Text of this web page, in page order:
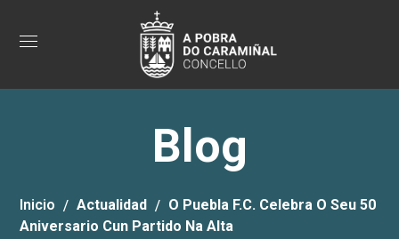
Blog
Inicio Actualidad
O Puebla F.C. Celebra O Seu 50
Aniversario Cun Partido Na Alta